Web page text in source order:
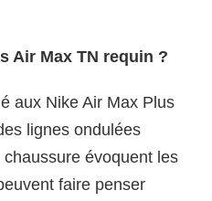
Air Max TN requin ?
aux Nike Air Max Plus
lignes ondulées
évoquent les
faire penser